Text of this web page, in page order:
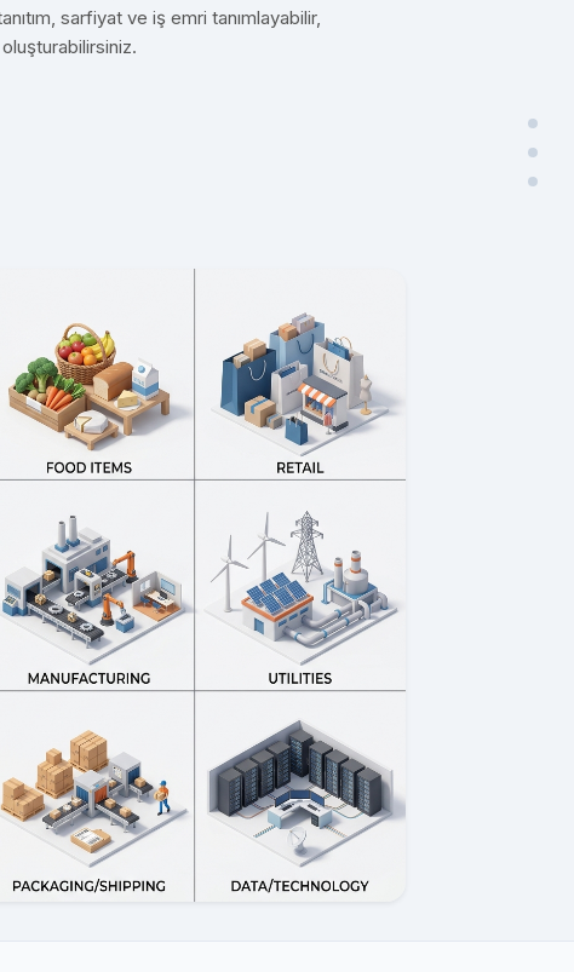
sarfiyat ve iş emri tanımlayabilir,